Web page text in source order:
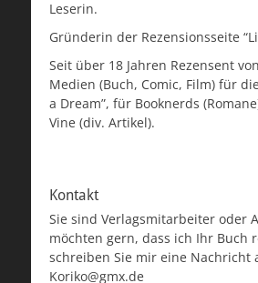
Leserin.
Gründerin der Rezensionsseite
Seit über 18 Jahren Rezensent
Medien (Buch, Comic, Film) für
a Dream”, für Booknerds
Vine (div. Artikel).
Kontakt
Sie sind Verlagsmitarbeiter oder
möchten gern, dass ich Ihr Buch
schreiben Sie mir eine Nachricht
Koriko@gmx.de